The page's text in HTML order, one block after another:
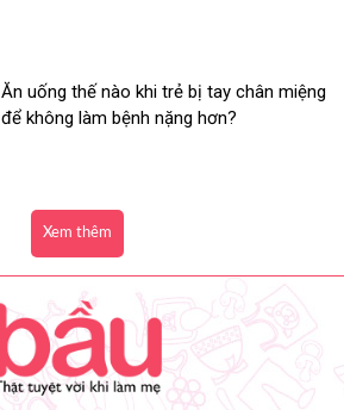
Ăn uống thế nào khi trẻ bị tay chân miệng
để không làm bệnh nặng hơn?
Xem thêm